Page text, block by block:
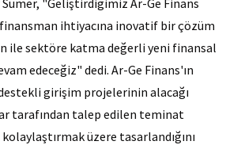
Sümer, "Geliştirdiğimiz Ar-Ge Finans
ihtiyacına inovatif bir çözüm
ile sektöre katma değerli yeni finansal
edeceğiz" dedi. Ar-Ge Finans'ın
girişim projelerinin alacağı
tarafından talep edilen teminat
üzere tasarlandığını